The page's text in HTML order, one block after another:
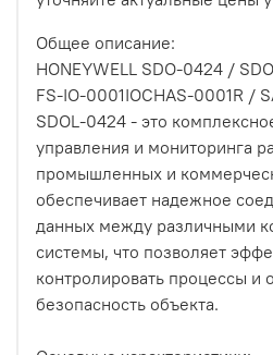
Общее описание:
HONEYWELL SDO-0424 /
FS-IO-0001IOCHAS-0001R /
SDOL-0424 - это
управления и мониторинга
промышленных и
обеспечивает надежное
данных между различными
системы, что позволяет
контролировать процессы и
безопасность объекта.